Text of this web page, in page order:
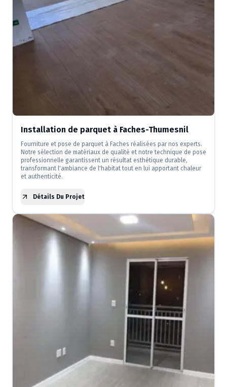
Installation de parquet à Faches-Thumesnil
Fourniture et pose de parquet à Faches réalisées par nos experts.
Notre sélection de matériaux de qualité et notre technique de pose
professionnelle garantissent un résultat esthétique durable,
transformant l'ambiance de l'habitat tout en lui apportant chaleur
et authenticité.
Détails Du Projet